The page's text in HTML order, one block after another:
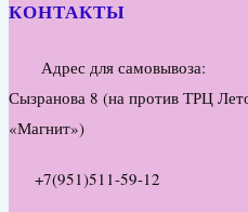
КОНТАКТЫ
Адрес для
Сызранова 8 (на против ТРЦ
«Магнит»)
+7(951)511-59-12